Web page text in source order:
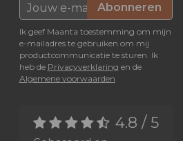
Abonneren
Ik geef Maanta toestemming om mijn
e-mailadres te gebruiken om mij
productcommunicatie te sturen. Ik
heb de Privacyverklaring en de
Algemene voorwaarden
4.8 / 5